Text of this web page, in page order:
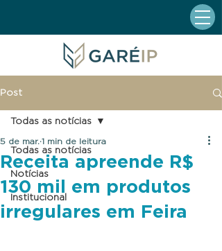
Post
Todas as notícias
Notícias
Institucional
Todas as notícias
Receita apreende R$
130 mil em produtos
irregulares em Feira
5 de mar. 1 min de leitura